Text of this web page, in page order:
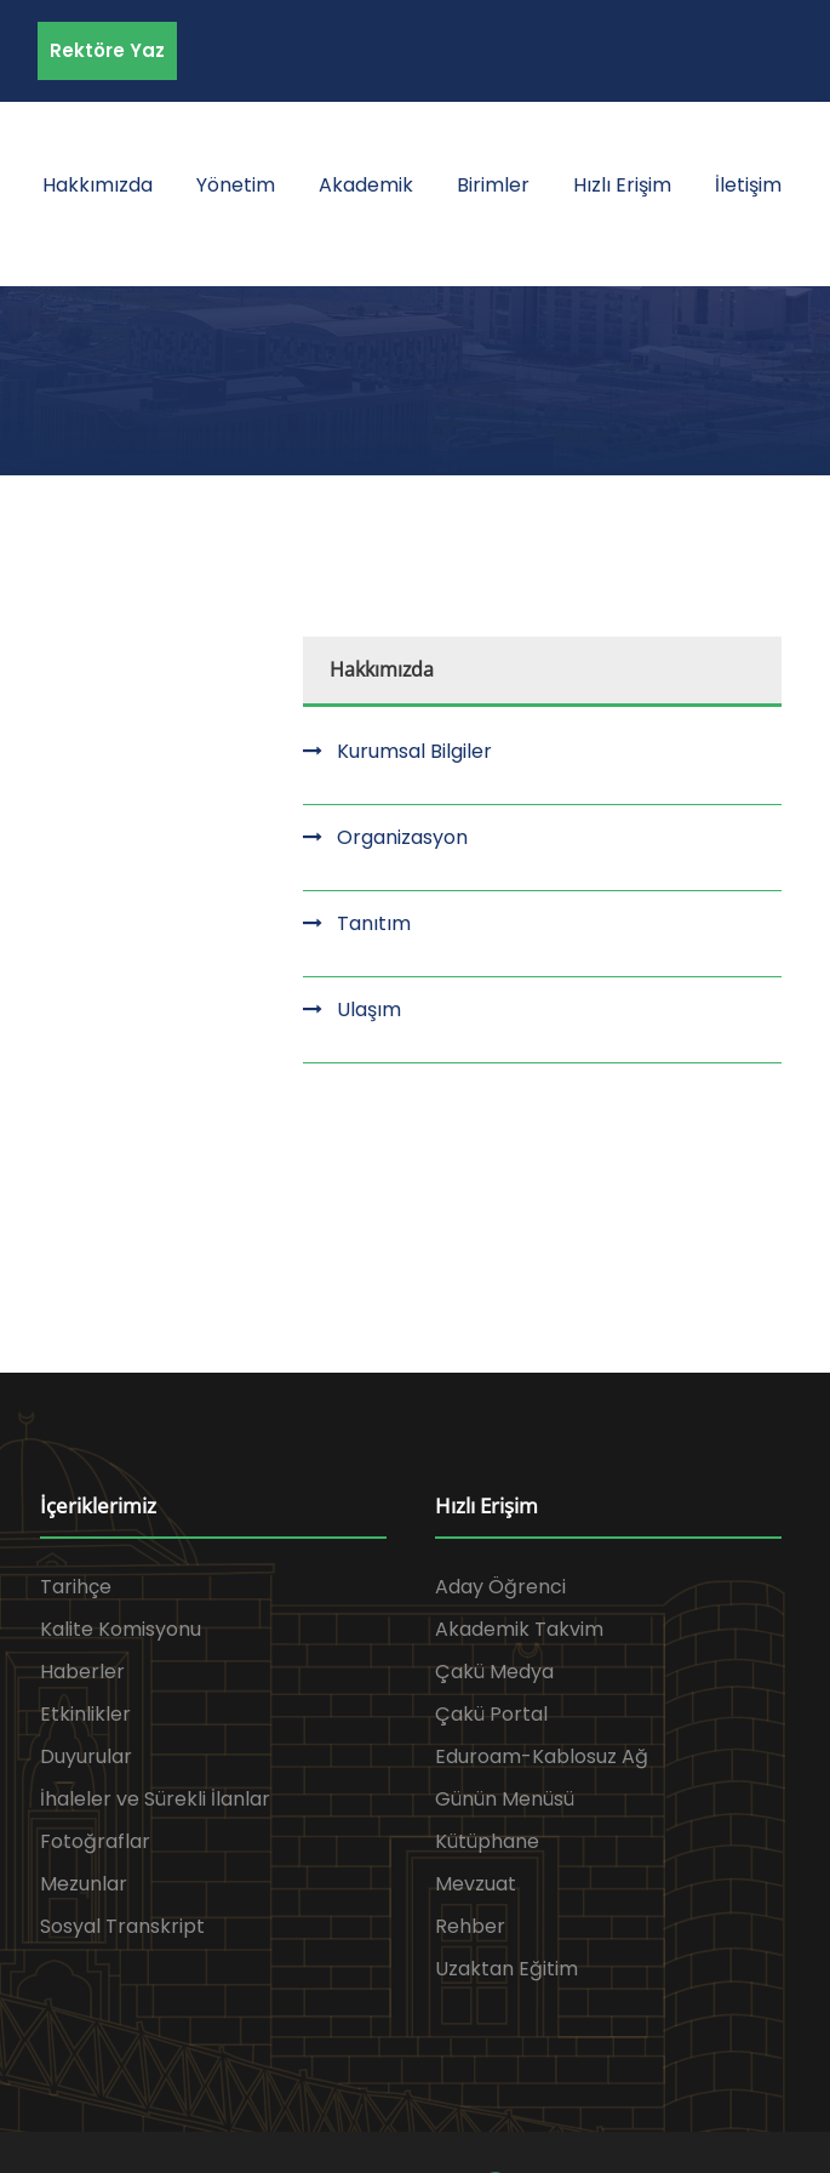
Rektöre Yaz
Hakkımızda Yönetim Akademik Birimler Hızlı Erişim İletişim
Hakkımızda
Kurumsal Bilgiler
Organizasyon
Tanıtım
Ulaşım
İçeriklerimiz
Tarihçe
Kalite Komisyonu
Haberler
Etkinlikler
Duyurular
İhaleler ve Sürekli İlanlar
Fotoğraflar
Mezunlar
Sosyal Transkript
Hızlı Erişim
Aday Öğrenci
Akademik Takvim
Çakü Medya
Çakü Portal
Eduroam-Kablosuz Ağ
Günün Menüsü
Kütüphane
Mevzuat
Rehber
Uzaktan Eğitim